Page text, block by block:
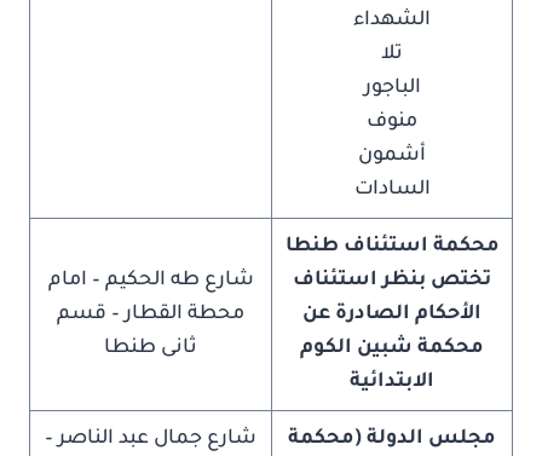
الشهداء
تلا
الباجور
منوف
أشمون
السادات
محكمة استئناف طنطا
تختص بنظر استئناف
الأحكام الصادرة عن
محكمة شبين الكوم
الابتدائية
شارع طه الحكيم – امام
محطة القطار – قسم
ثانى طنطا
مجلس الدولة (محكمة
شارع جمال عبد الناصر –